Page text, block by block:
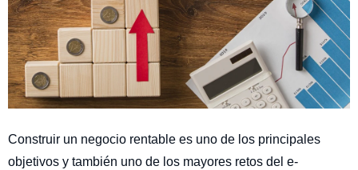
Construir un negocio rentable es uno de los principales
objetivos y también uno de los mayores retos del e-